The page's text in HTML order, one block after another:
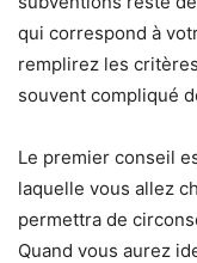
qui correspond à
remplirez les
souvent compliqué
Le premier conseil
laquelle vous allez
permettra de
Quand vous aurez